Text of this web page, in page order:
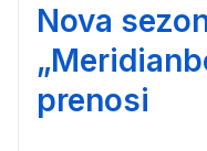
Nova
prenosi